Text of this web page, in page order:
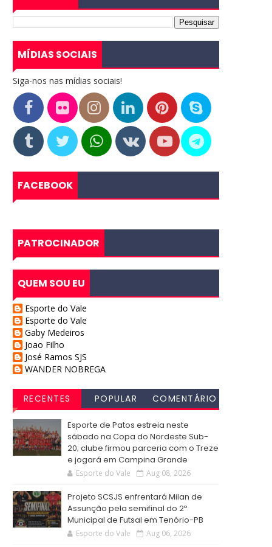
MÍDIAS SOCIAIS
Siga-nos nas mídias sociais!
FACEBOOK
PATROCINADOR
QUEM SOU EU
Esporte do Vale
Esporte do Vale
Gaby Medeiros
Joao Filho
José Ramos SJS
WANDER NOBREGA
RECENTES POPULAR
COMENTÁRIO
Esporte de Patos estreia neste
sábado na Copa do Nordeste Sub-
20; clube firmou parceria com o Treze
e jogará em Campina Grande
Esporte do Vale Aug 08, 2026
Projeto SCSJS enfrentará Milan de
Assunção pela semifinal do 2º
Municipal de Futsal em Tenório-PB
Esporte do Vale Aug 06, 2026